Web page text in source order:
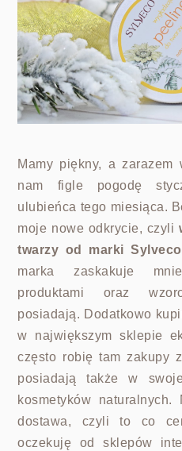
Mamy piękny, a zarazem
nam figle pogodę
ulubieńca tego miesiąca.
moje nowe odkrycie, czyli
twarzy od marki Sylveco
marka zaskakuje
produktami oraz
posiadają. Dodatkowo
w największym sklepie
często robię tam zakupy
posiadają także w
kosmetyków naturalnych.
dostawa, czyli to co
oczekuję od sklepów